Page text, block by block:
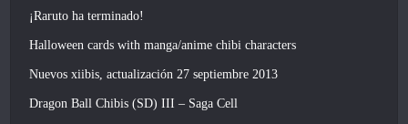
¡Raruto ha terminado!
Halloween cards with manga/anime chibi characters
Nuevos xiibis, actualización 27 septiembre 2013
Dragon Ball Chibis (SD) III – Saga Cell